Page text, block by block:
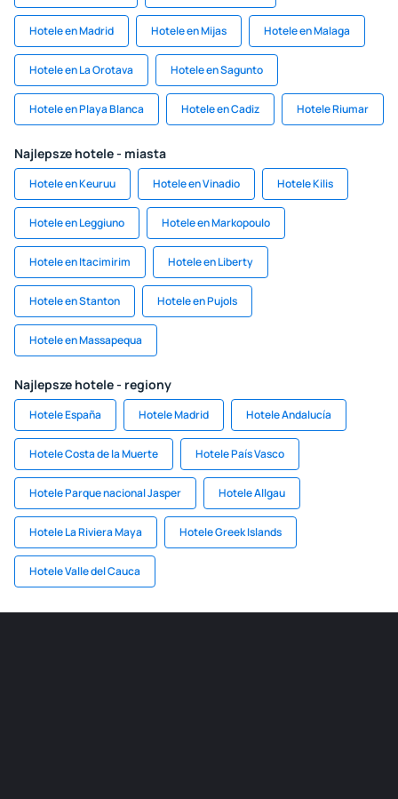
Hotele en Madrid Hotele en Mijas Hotele en Malaga
Hotele en La Orotava Hotele en Sagunto
Hotele en Playa Blanca Hotele en Cadiz Hotele Riumar
Najlepsze hotele - miasta
Hotele en Keuruu Hotele en Vinadio Hotele Kilis
Hotele en Leggiuno Hotele en Markopoulo
Hotele en Itacimirim Hotele en Liberty
Hotele en Stanton Hotele en Pujols
Hotele en Massapequa
Najlepsze hotele - regiony
Hotele España Hotele Madrid Hotele Andalucía
Hotele Costa de la Muerte Hotele País Vasco
Hotele Parque nacional Jasper Hotele Allgau
Hotele La Riviera Maya Hotele Greek Islands
Hotele Valle del Cauca